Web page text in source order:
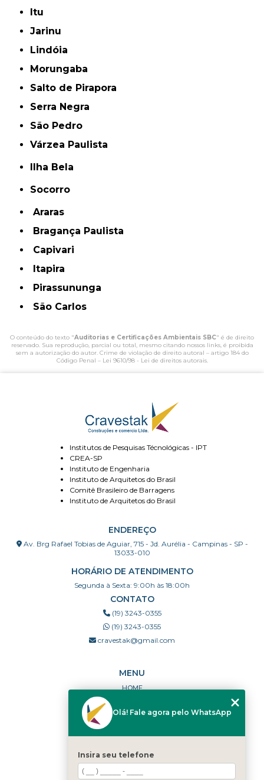
Itu
Jarinu
Lindóia
Morungaba
Salto de Pirapora
Serra Negra
São Pedro
Várzea Paulista
Ilha Bela
Socorro
Araras
Bragança Paulista
Capivari
Itapira
Pirassununga
São Carlos
O conteúdo do texto "Auditorias e Certificações Ambientais SBC" é de direito
reservado. Sua reprodução, parcial ou total, mesmo citando nossos links, é proibida
sem a autorização do autor. Crime de violação de direito autoral – artigo 184 do
Código Penal – Lei 9610/98 - Lei de direitos autorais.
Institutos de Pesquisas Técnológicas - IPT
CREA-SP
Instituto de Engenharia
Instituto de Arquitetos do Brasil
Comitê Brasileiro de Barragens
Instituto de Arquitetos do Brasil
ENDEREÇO
Av. Brg Rafael Tobias de Aguiar, 715 - Jd. Aurélia - Campinas - SP -
13033-010
HORÁRIO DE ATENDIMENTO
Segunda à Sexta: 9:00h às 18:00h
CONTATO
(19) 3243-0355
(19) 3243-0355
cravestak@gmail.com
MENU
HOME
PORTFÓLIO
DÚVIDAS FREQUENTES
CATEGORIAS
MAPA DO SITE
Olá! Fale agora pelo WhatsApp
Insira seu telefone